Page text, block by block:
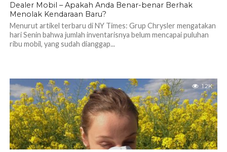
Dealer Mobil – Apakah Anda Benar-benar Berhak
Menolak Kendaraan Baru?
Menurut artikel terbaru di NY Times: Grup Chrysler mengatakan
hari Senin bahwa jumlah inventarisnya belum mencapai puluhan
ribu mobil, yang sudah dianggap...
1.2K